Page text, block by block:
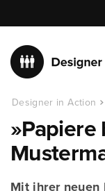
Designer in Action
»Papiere
Mit ihrer neuen